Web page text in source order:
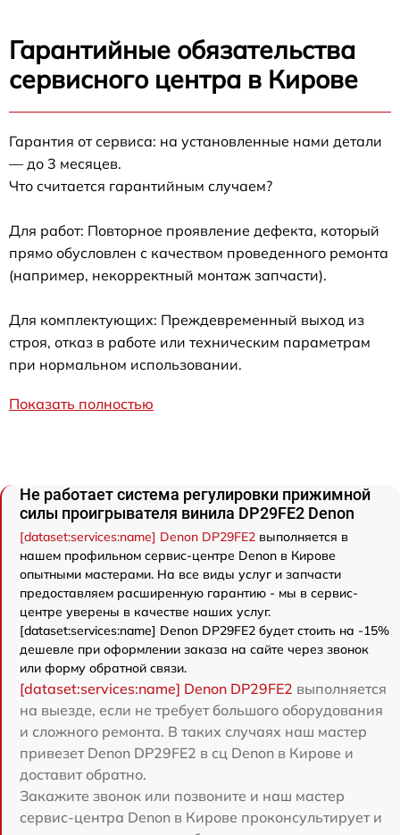
Гарантийные обязательства
сервисного центра в Кирове
Гарантия от сервиса: на установленные нами детали
— до 3 месяцев.
Что считается гарантийным случаем?
Для работ: Повторное проявление дефекта, который
прямо обусловлен с качеством проведенного ремонта
(например, некорректный монтаж запчасти).
Для комплектующих: Преждевременный выход из
строя, отказ в работе или техническим параметрам
при нормальном использовании.
Показать полностью
Не работает система регулировки прижимной
силы проигрывателя винила DP29FE2 Denon
[dataset:services:name] Denon DP29FE2 выполняется в
нашем профильном сервис-центре Denon в Кирове
опытными мастерами. На все виды услуг и запчасти
предоставляем расширенную гарантию - мы в сервис-
центре уверены в качестве наших услуг.
[dataset:services:name] Denon DP29FE2 будет стоить на -15%
дешевле при оформлении заказа на сайте через звонок
или форму обратной связи.
[dataset:services:name] Denon DP29FE2 выполняется
на выезде, если не требует большого оборудования
и сложного ремонта. В таких случаях наш мастер
привезет Denon DP29FE2 в сц Denon в Кирове и
доставит обратно.
Закажите звонок или позвоните и наш мастер
сервис-центра Denon в Кирове проконсультирует и